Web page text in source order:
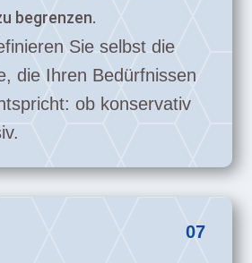
begrenzen.
Sie selbst die
die Ihren Bedürfnissen
ob konservativ
07